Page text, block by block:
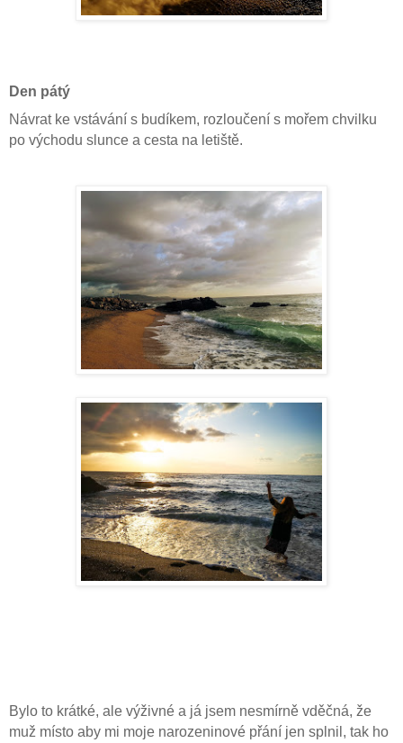
Den pátý
Návrat ke vstávání s budíkem, rozloučení s mořem chvilku
po východu slunce a cesta na letiště.
Bylo to krátké, ale výživné a já jsem nesmírně vděčná, že
muž místo aby mi moje narozeninové přání jen splnil, tak ho